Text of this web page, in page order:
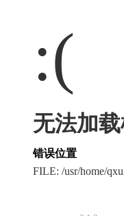
:(
无法加
错误位置
FILE: /usr/home/